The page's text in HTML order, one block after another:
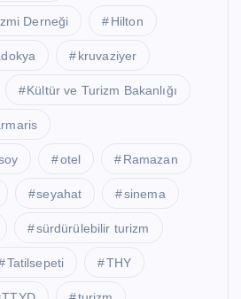
Derneği Hilton
kruvaziyer
Kültür ve Turizm Bakanlığı
otel Ramazan
seyahat sinema
sürdürülebilir turizm
Tatilsepeti THY